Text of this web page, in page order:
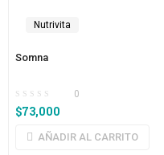
Nutrivita
Somna
0
$73,000
AÑADIR AL CARRITO